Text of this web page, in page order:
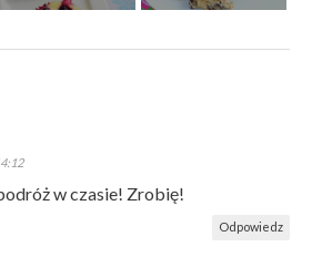
w czasie! Zrobię!
Odpowiedz